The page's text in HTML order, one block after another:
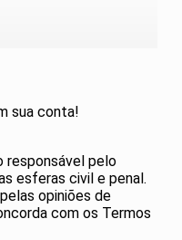
sua conta!
responsável pelo
esferas civil e penal.
opiniões de
com os Termos